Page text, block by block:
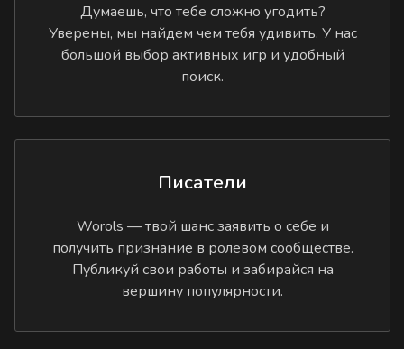
Думаешь, что тебе сложно угодить?
Уверены, мы найдем чем тебя удивить. У нас
большой выбор активных игр и удобный
поиск.
Писатели
Worols — твой шанс заявить о себе и
получить признание в ролевом сообществе.
Публикуй свои работы и забирайся на
вершину популярности.